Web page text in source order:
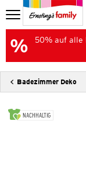
50% auf alle
Badezimmer Deko
NACHHALTIG